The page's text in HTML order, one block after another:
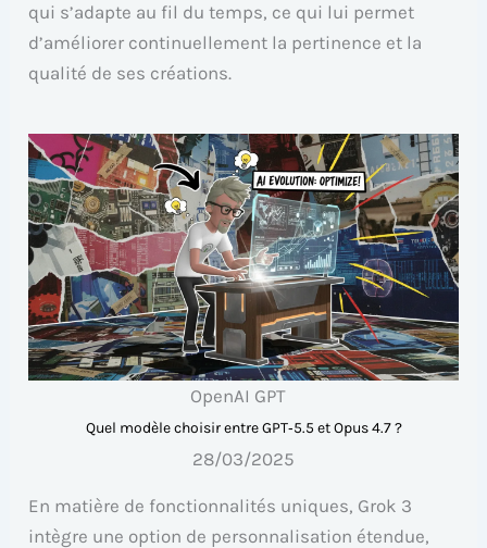
qui s’adapte au fil du temps, ce qui lui permet
d’améliorer continuellement la pertinence et la
qualité de ses créations.
OpenAI GPT
Quel modèle choisir entre GPT‑5.5 et Opus 4.7 ?
28/03/2025
En matière de fonctionnalités uniques, Grok 3
intègre une option de personnalisation étendue,